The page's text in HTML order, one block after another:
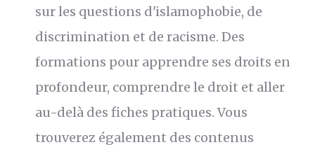
sur les questions d'islamophobie, de
discrimination et de racisme. Des
formations pour apprendre ses droits en
profondeur, comprendre le droit et aller
au-delà des fiches pratiques. Vous
trouverez également des contenus